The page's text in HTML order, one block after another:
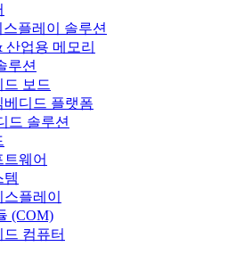
스플레이 솔루션
산업용 메모리
루션
보드
베디드 플랫폼
드 솔루션
웨어
템
플레이
(COM)
컴퓨터